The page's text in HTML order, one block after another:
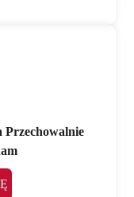
Przechowalnie